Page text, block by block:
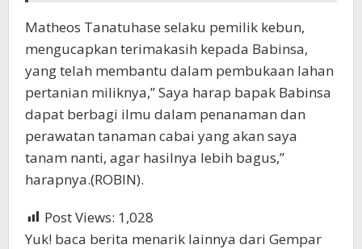
Matheos Tanatuhase selaku pemilik kebun,
mengucapkan terimakasih kepada Babinsa,
yang telah membantu dalam pembukaan lahan
pertanian miliknya,” Saya harap bapak Babinsa
dapat berbagi ilmu dalam penanaman dan
perawatan tanaman cabai yang akan saya
tanam nanti, agar hasilnya lebih bagus,”
harapnya.(ROBIN).
Post Views: 1,028
Yuk! baca berita menarik lainnya dari Gempar